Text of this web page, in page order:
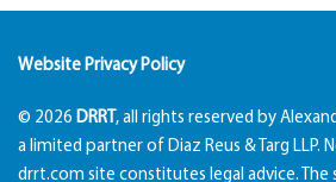
Website Privacy Policy
© 2026 DRRT, all rights reserved by
a limited partner of Diaz Reus & Targ LLP.
drrt.com site constitutes legal advice. The